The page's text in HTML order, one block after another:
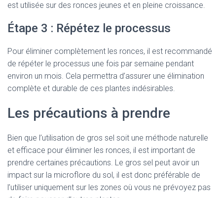
est utilisée sur des ronces jeunes et en pleine croissance.
Étape 3 : Répétez le processus
Pour éliminer complètement les ronces, il est recommandé
de répéter le processus une fois par semaine pendant
environ un mois. Cela permettra d’assurer une élimination
complète et durable de ces plantes indésirables.
Les précautions à prendre
Bien que l’utilisation de gros sel soit une méthode naturelle
et efficace pour éliminer les ronces, il est important de
prendre certaines précautions. Le gros sel peut avoir un
impact sur la microflore du sol, il est donc préférable de
l’utiliser uniquement sur les zones où vous ne prévoyez pas